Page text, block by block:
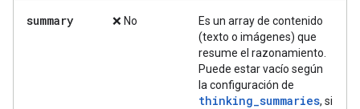
summary ❌ No
Es un array de contenido
(texto o imágenes) que
resume el razonamiento.
Puede estar vacío según
la configuración de
thinking_summaries, si